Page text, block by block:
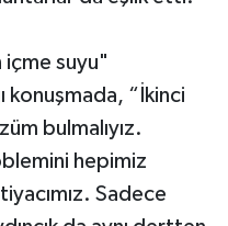
içme suyu"
konuşmada, “İkinci
bulmalıyız.
hepimiz
Sadece